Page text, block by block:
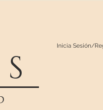
Inicia Sesión/